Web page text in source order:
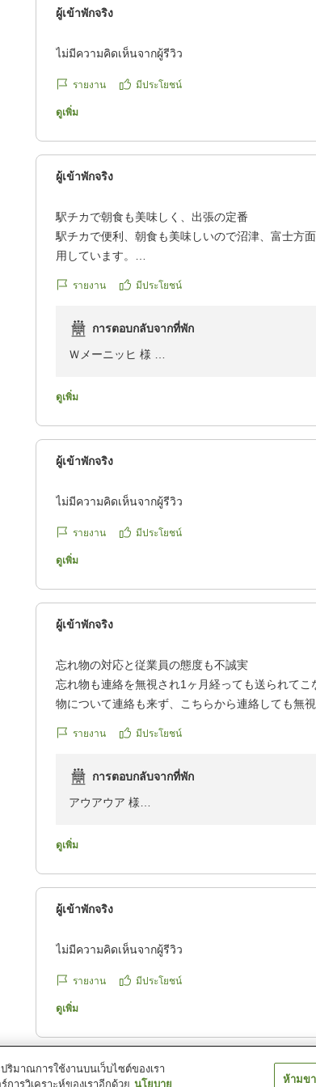
ผู้เข้าพักจริง
ไม่มีความคิดเห็นจากผู้รีวิว
รายงาน มีประโยชน์
ดูเพิ่ม
ผู้เข้าพักจริง
駅チカで朝食も美味しく、出張の定番
駅チカで便利、朝食も美味しいので沼津、富士方
用しています。
クチコミの詳細はこちらから
reviewId=33123478341710
รายงาน มีประโยชน์
การตอบกลับจากที่พัก
Ｗメーニッヒ 様
また、ご多忙の中、温かいご感想をお寄せいた
これからも居心地の良い場所であり続けられ
ます。
KOKO HOTEL沼津駅前 フロント
ดูเพิ่ม
ผู้เข้าพักจริง
ไม่มีความคิดเห็นจากผู้รีวิว
รายงาน มีประโยชน์
ดูเพิ่ม
ผู้เข้าพักจริง
忘れ物の対応と従業員の態度も不誠実
忘れ物も連絡を無視され1ヶ月経っても送られて
物について連絡も来ず、こちらから連絡しても無
たなどといって悪びれる様子もなく、何かと対応が
クチコミの詳細はこちらから
https://review.travel.rakuten.co.jp/hotel/voice/
รายงาน มีประโยชน์
การตอบกลับจากที่พัก
アウアウア 様
また、お忙しい中口コミへのご投稿もいただき
お忘れ物につきましては誠に恐縮ながら当館
ご連絡をいただきました際には速やかにお送
しかしながら、今回お客様からのご依頼情報共
なりましたこと、ただただ反省するばかりです。
でございます。
う、サービスの向上を図ることが私どもの使命
ดูเพิ่ม
ผู้เข้าพักจริง
ไม่มีความคิดเห็นจากผู้รีวิว
รายงาน มีประโยชน์
ดูเพิ่ม
2
มาณการใช้งานบนเว็บไซต์ของเรา
ารวิเคราะห์ของเราอีกด้วย นโยบาย ห้ามข